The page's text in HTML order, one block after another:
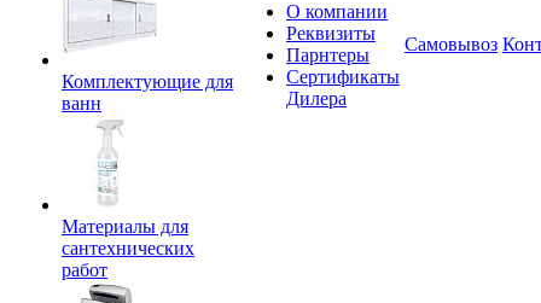
Комплектующие для
ванн
Материалы для
сантехнических
работ
О компании
Реквизиты
Парнтеры
Сертификаты
Дилера
Самовывоз